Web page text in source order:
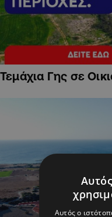
Τεμάχια Γης σε
Αυτός ο